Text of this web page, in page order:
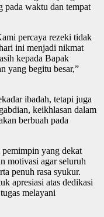
pada waktu dan tempat
percaya rezeki tidak
ini menjadi nikmat
kepada Bapak
yang begitu besar,”
ibadah, tetapi juga
keikhlasan dalam
berbuah pada
yang dekat
motivasi agar seluruh
penuh rasa syukur.
apresiasi atas dedikasi
melayani